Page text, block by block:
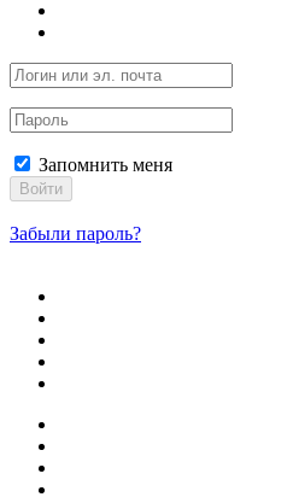
Запомнить меня
Войти
Забыли пароль?